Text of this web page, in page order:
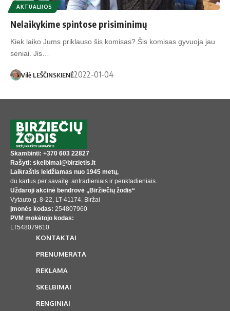
AKTUALIJOS
Nelaikykime spintose prisiminimų
Kiek laiko Jums priklauso šis komisas? Šis komisas gyvuoja jau
seniai. Jis…
Vilė LEŠČINSKIENĖ2022-01-04
Skambinti: +370 603 22827
Rašyti: skelbimai@birzietis.lt
Laikraštis leidžiamas nuo 1945 metų,
du kartus per savaitę: antradieniais ir penktadieniais.
Uždaroji akcinė bendrovė „Biržiečių žodis“
Vytauto g. 8-22, LT-41174. Biržai
Įmonės kodas: 254807960
PVM mokėtojo kodas:
LT548079610
KONTAKTAI
PRENUMERATA
REKLAMA
SKELBIMAI
RENGINIAI